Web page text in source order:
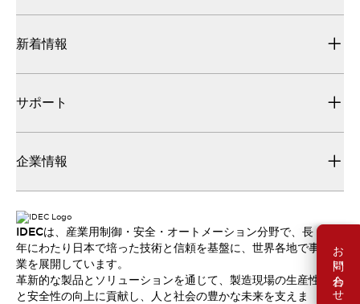
お問い合わせ
新着情報
サポート
企業情報
IDECは、産業用制御・安全・オートメーション分野で、長
年にわたり日本で培った技術と信頼を基盤に、世界各地で事
業を展開しています。
革新的な製品とソリューションを通じて、製造現場の生産性
と安全性の向上に貢献し、人と社会の豊かな未来を支えま